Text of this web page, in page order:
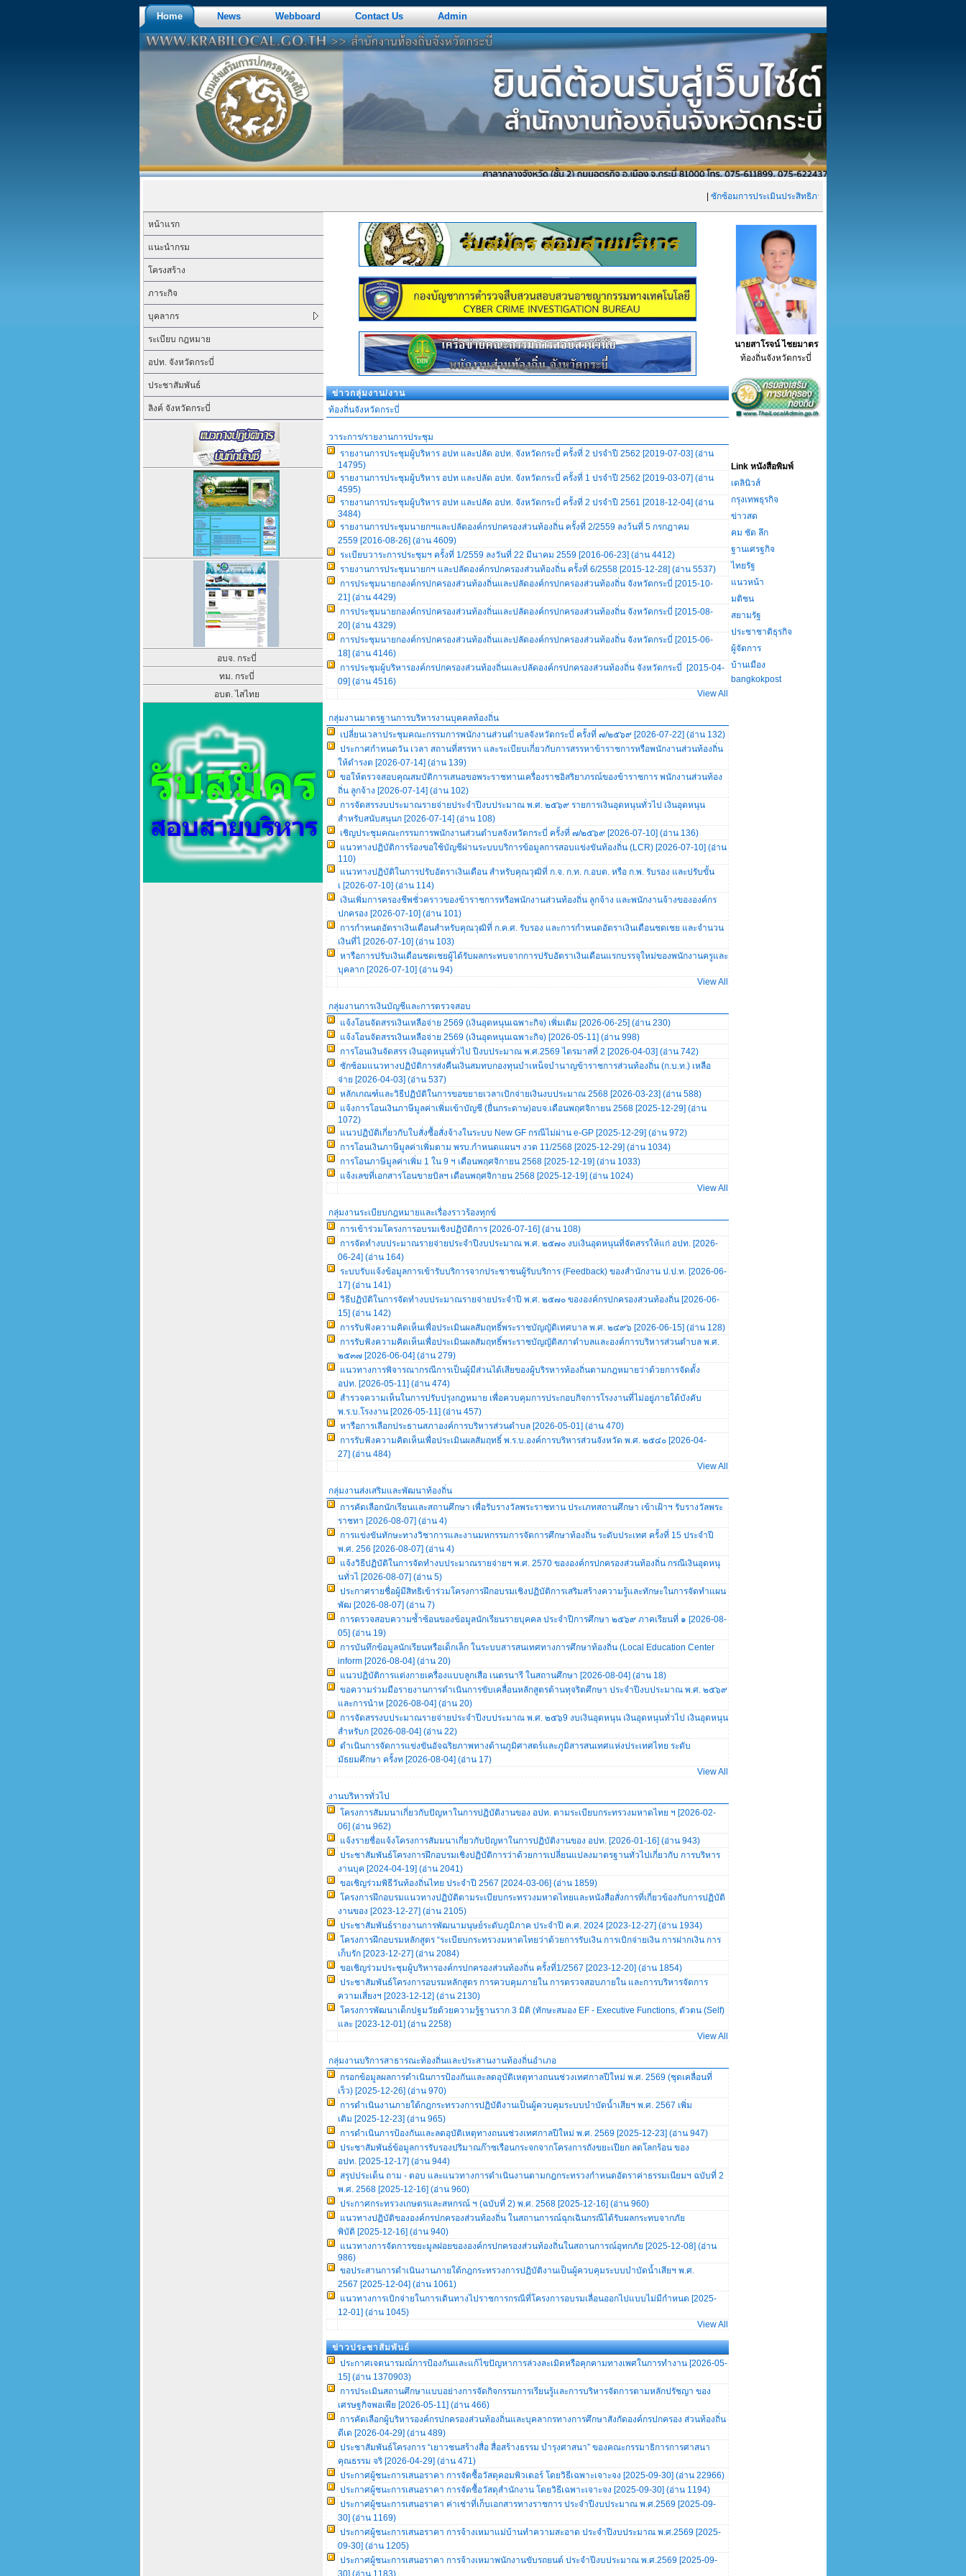
Home News Webboard Contact Us Admin
ซักซ้อมการประเมินประสิทธิภาพขององค์กรปกครองส่วนท้องถิ่น LPA ประจ
หน้าแรก
แนะนำกรม
โครงสร้าง
ภาระกิจ
บุคลากร
ระเบียบ กฎหมาย
อปท. จังหวัดกระบี่
ประชาสัมพันธ์
ลิงค์ จังหวัดกระบี่
อบจ. กระบี่
ทม. กระบี่
อบต. ไสไทย
ข่าวกลุ่มงาน/งาน
ท้องถิ่นจังหวัดกระบี่
วาระการ/รายงานการประชุม
รายงานการประชุมผู้บริหาร อปท และปลัด อปท. จังหวัดกระบี่ ครั้งที่ 2 ปรจำปี 2562 [2019-07-03] (อ่าน
14795)
รายงานการประชุมผู้บริหาร อปท และปลัด อปท. จังหวัดกระบี่ ครั้งที่ 1 ปรจำปี 2562 [2019-03-07] (อ่าน
4595)
รายงานการประชุมผู้บริหาร อปท และปลัด อปท. จังหวัดกระบี่ ครั้งที่ 2 ปรจำปี 2561 [2018-12-04] (อ่าน
3484)
รายงานการประชุมนายกฯและปลัดองค์กรปกครองส่วนท้องถิ่น ครั้งที่ 2/2559 ลงว้นที่ 5 กรกฎาคม
2559 [2016-08-26] (อ่าน 4609)
ระเบียบวาระการประชุมฯ ครั้งที่ 1/2559 ลงวันที่ 22 มีนาคม 2559 [2016-06-23] (อ่าน 4412)
รายงานการประชุมนายกฯ และปลัดองค์กรปกครองส่วนท้องถิ่น ครั้งที่ 6/2558 [2015-12-28] (อ่าน 5537)
การประชุมนายกองค์กรปกครองส่วนท้องถิ่นและปลัดองค์กรปกครองส่วนท้องถิ่น จังหวัดกระบี่ [2015-10-
21] (อ่าน 4429)
การประชุมนายกองค์กรปกครองส่วนท้องถิ่นและปลัดองค์กรปกครองส่วนท้องถิ่น จังหวัดกระบี่ [2015-08-
20] (อ่าน 4329)
การประชุมนายกองค์กรปกครองส่วนท้องถิ่นและปลัดองค์กรปกครองส่วนท้องถิ่น จังหวัดกระบี่ [2015-06-
18] (อ่าน 4146)
การประชุมผู้บริหารองค์กรปกครองส่วนท้องถิ่นและปลัดองค์กรปกครองส่วนท้องถิ่น จังหวัดกระบี่ [2015-04-
09] (อ่าน 4516)
View All
กลุ่มงานมาตรฐานการบริหารงานบุคคลท้องถิ่น
เปลี่ยนเวลาประชุมคณะกรรมการพนักงานส่วนตำบลจังหวัดกระบี่ ครั้งที่ ๗/๒๕๖๙ [2026-07-22] (อ่าน 132)
ประกาศกำหนดวัน เวลา สถานที่สรรหา และระเบียบเกี่ยวกับการสรรหาข้าราชการหรือพนักงานส่วนท้องถิ่น
ให้ดำรงต [2026-07-14] (อ่าน 139)
ขอให้ตรวจสอบคุณสมบัติการเสนอขอพระราชทานเครื่องราชอิสริยาภรณ์ของข้าราชการ พนักงานส่วนท้อง
ถิ่น ลูกจ้าง [2026-07-14] (อ่าน 102)
การจัดสรรงบประมาณรายจ่ายประจำปีงบประมาณ พ.ศ. ๒๕๖๙ รายการเงินอุดหนุนทั่วไป เงินอุดหนุน
สำหรับสนับสนุนก [2026-07-14] (อ่าน 108)
เชิญประชุมคณะกรรมการพนักงานส่วนตำบลจังหวัดกระบี่ ครั้งที่ ๗/๒๕๖๙ [2026-07-10] (อ่าน 136)
แนวทางปฏิบัติการร้องขอใช้บัญชีผ่านระบบบริการข้อมูลการสอบแข่งขันท้องถิ่น (LCR) [2026-07-10] (อ่าน
110)
แนวทางปฏิบัติในการปรับอัตราเงินเดือน สำหรับคุณวุฒิที่ ก.จ. ก.ท. ก.อบต. หรือ ก.พ. รับรอง และปรับขั้น
เ [2026-07-10] (อ่าน 114)
เงินเพิ่มการครองชีพชั่วคราวของข้าราชการหรือพนักงานส่วนท้องถิ่น ลูกจ้าง และพนักงานจ้างขององค์กร
ปกครอง [2026-07-10] (อ่าน 101)
การกำหนดอัตราเงินเดือนสำหรับคุณวุฒิที่ ก.ค.ศ. รับรอง และการกำหนดอัตราเงินเดือนชดเชย และจำนวน
เงินที่ไ [2026-07-10] (อ่าน 103)
หารือการปรับเงินเดือนชดเชยผู้ได้รับผลกระทบจากการปรับอัตราเงินเดือนแรกบรรจุใหม่ของพนักงานครูและ
บุคลาก [2026-07-10] (อ่าน 94)
View All
กลุ่มงานการเงินบัญชีและการตรวจสอบ
แจ้งโอนจัดสรรเงินเหลือจ่าย 2569 (เงินอุดหนุนเฉพาะกิจ) เพิ่มเติม [2026-06-25] (อ่าน 230)
แจ้งโอนจัดสรรเงินเหลือจ่าย 2569 (เงินอุดหนุนเฉพาะกิจ) [2026-05-11] (อ่าน 998)
การโอนเงินจัดสรร เงินอุดหนุนทั่วไป ปีงบประมาณ พ.ศ.2569 ไตรมาสที่ 2 [2026-04-03] (อ่าน 742)
ซักซ้อมแนวทางปฏิบัติการส่งคืนเงินสมทบกองทุนบำเหน็จบำนาญข้าราชการส่วนท้องถิ่น (ก.บ.ท.) เหลือ
จ่าย [2026-04-03] (อ่าน 537)
หลักเกณฑ์และวิธีปฏิบัติในการขอขยายเวลาเบิกจ่ายเงินงบประมาณ 2568 [2026-03-23] (อ่าน 588)
แจ้งการโอนเงินภาษีมูลค่าเพิ่มเข้าบัญชี (ยื่นกระดาษ)อบจ.เดือนพฤศจิกายน 2568 [2025-12-29] (อ่าน
1072)
แนวปฏิบัติเกี่ยวกับใบสั่งซื้อสั่งจ้างในระบบ New GF กรณีไม่ผ่าน e-GP [2025-12-29] (อ่าน 972)
การโอนเงินภาษีมูลค่าเพิ่มตาม พรบ.กำหนดแผนฯ งวด 11/2568 [2025-12-29] (อ่าน 1034)
การโอนภาษีมูลค่าเพิ่ม 1 ใน 9 ฯ เดือนพฤศจิกายน 2568 [2025-12-19] (อ่าน 1033)
แจ้งเลขที่เอกสารโอนขายบิลฯ เดือนพฤศจิกายน 2568 [2025-12-19] (อ่าน 1024)
View All
กลุ่มงานระเบียบกฎหมายและเรื่องราวร้องทุกข์
การเข้าร่วมโครงการอบรมเชิงปฏิบัติการ [2026-07-16] (อ่าน 108)
การจัดทำงบประมาณรายจ่ายประจำปีงบประมาณ พ.ศ. ๒๕๗๐ งบเงินอุดหนุนที่จัดสรรให้แก่ อปท. [2026-
06-24] (อ่าน 164)
ระบบรับแจ้งข้อมูลการเข้ารับบริการจากประชาชนผู้รับบริการ (Feedback) ของสำนักงาน ป.ป.ท. [2026-06-
17] (อ่าน 141)
วิธีปฏิบัติในการจัดทำงบประมาณรายจ่ายประจำปี พ.ศ. ๒๕๗๐ ขององค์กรปกครองส่วนท้องถิ่น [2026-06-
15] (อ่าน 142)
การรับฟังความคิดเห็นเพื่อประเมินผลสัมฤทธิ์พระราชบัญญัติเทศบาล พ.ศ. ๒๔๙๖ [2026-06-15] (อ่าน 128)
การรับฟังความคิดเห็นเพื่อประเมินผลสัมฤทธิ์พระราชบัญญัติสภาตำบลและองค์การบริหารส่วนตำบล พ.ศ.
๒๕๓๗ [2026-06-04] (อ่าน 279)
แนวทางการพิจารณากรณีการเป็นผู้มีส่วนได้เสียของผู้บริรหารท้องถิ่นตามกฎหมายว่าด้วยการจัดตั้ง
อปท. [2026-05-11] (อ่าน 474)
สำรวจความเห็นในการปรับปรุงกฎหมาย เพื่อควบคุมการประกอบกิจการโรงงานที่ไม่อยู่ภายใต้บังคับ
พ.ร.บ.โรงงาน [2026-05-11] (อ่าน 457)
หารือการเลือกประธานสภาองค์การบริหารส่วนตำบล [2026-05-01] (อ่าน 470)
การรับฟังความคิดเห็นเพื่อประเมินผลสัมฤทธิ์ พ.ร.บ.องค์การบริหารส่วนจังหวัด พ.ศ. ๒๕๔๐ [2026-04-
27] (อ่าน 484)
View All
กลุ่มงานส่งเสริมและพัฒนาท้องถิ่น
การคัดเลือกนักเรียนและสถานศึกษา เพื่อรับรางวัลพระราชทาน ประเภทสถานศึกษา เข้าเฝ้าฯ รับรางวัลพระ
ราชทา [2026-08-07] (อ่าน 4)
การแข่งขันทักษะทางวิชาการและงานมหกรรมการจัดการศึกษาท้องถิ่น ระดับประเทศ ครั้งที่ 15 ประจำปี
พ.ศ. 256 [2026-08-07] (อ่าน 4)
แจ้งวิธีปฏิบัติในการจัดทำงบประมาณรายจ่ายฯ พ.ศ. 2570 ขององค์กรปกครองส่วนท้องถิ่น กรณีเงินอุดหนุ
นทั่วไ [2026-08-07] (อ่าน 5)
ประกาศรายชื่อผู้มีสิทธิเข้าร่วมโครงการฝึกอบรมเชิงปฏิบัติการเสริมสร้างความรู้และทักษะในการจัดทำแผน
พัฒ [2026-08-07] (อ่าน 7)
การตรวจสอบความซ้ำซ้อนของข้อมูลนักเรียนรายบุคคล ประจำปีการศึกษา ๒๕๖๙ ภาคเรียนที่ ๑ [2026-08-
05] (อ่าน 19)
การบันทึกข้อมูลนักเรียนหรือเด็กเล็ก ในระบบสารสนเทศทางการศึกษาท้องถิ่น (Local Education Center
inform [2026-08-04] (อ่าน 20)
แนวปฏิบัติการแต่งกายเครื่องแบบลูกเสือ เนตรนารี ในสถานศึกษา [2026-08-04] (อ่าน 18)
ขอความร่วมมือรายงานการดำเนินการขับเคลื่อนหลักสูตรต้านทุจริตศึกษา ประจำปีงบประมาณ พ.ศ. ๒๕๖๙
และการนำห [2026-08-04] (อ่าน 20)
การจัดสรรงบประมาณรายจ่ายประจำปีงบประมาณ พ.ศ. ๒๕๖9 งบเงินอุดหนุน เงินอุดหนุนทั่วไป เงินอุดหนุน
สำหรับก [2026-08-04] (อ่าน 22)
ดำเนินการจัดการแข่งขันอัจฉริยภาพทางด้านภูมิศาสตร์และภูมิสารสนเทศแห่งประเทศไทย ระดับ
มัธยมศึกษา ครั้งท [2026-08-04] (อ่าน 17)
View All
งานบริหารทั่วไป
โครงการสัมมนาเกี่ยวกับปัญหาในการปฏิบัติงานของ อปท. ตามระเบียบกระทรวงมหาดไทย ฯ [2026-02-
06] (อ่าน 962)
แจ้งรายชื่อแจ้งโครงการสัมมนาเกี่ยวกับปัญหาในการปฏิบัติงานของ อปท. [2026-01-16] (อ่าน 943)
ประชาสัมพันธ์โครงการฝึกอบรมเชิงปฏิบัติการว่าด้วยการเปลี่ยนแปลงมาตรฐานทั่วไปเกี่ยวกับ การบริหาร
งานบุค [2024-04-19] (อ่าน 2041)
ขอเชิญร่วมพิธีวันท้องถิ่นไทย ประจำปี 2567 [2024-03-06] (อ่าน 1859)
โครงการฝึกอบรมแนวทางปฏิบัติตามระเบียบกระทรวงมหาดไทยและหนังสือสั่งการที่เกี่ยวข้องกับการปฏิบัติ
งานของ [2023-12-27] (อ่าน 2105)
ประชาสัมพันธ์รายงานการพัฒนามนุษย์ระดับภูมิภาค ประจำปี ค.ศ. 2024 [2023-12-27] (อ่าน 1934)
โครงการฝึกอบรมหลักสูตร “ระเบียบกระทรวงมหาดไทยว่าด้วยการรับเงิน การเบิกจ่ายเงิน การฝากเงิน การ
เก็บรัก [2023-12-27] (อ่าน 2084)
ขอเชิญร่วมประชุมผู้บริหารองค์กรปกครองส่วนท้องถิ่น ครั้งที่1/2567 [2023-12-20] (อ่าน 1854)
ประชาสัมพันธ์โครงการอบรมหลักสูตร การควบคุมภายใน การตรวจสอบภายใน และการบริหารจัดการ
ความเสี่ยงฯ [2023-12-12] (อ่าน 2130)
โครงการพัฒนาเด็กปฐมวัยด้วยความรู้ฐานราก 3 มิติ (ทักษะสมอง EF - Executive Functions, ตัวตน (Self)
และ [2023-12-01] (อ่าน 2258)
View All
กลุ่มงานบริการสาธารณะท้องถิ่นและประสานงานท้องถิ่นอำเภอ
กรอกข้อมูลผลการดำเนินการป้องกันและลดอุบัติเหตุทางถนนช่วงเทศกาลปีใหม่ พ.ศ. 2569 (ชุดเคลื่อนที่
เร็ว) [2025-12-26] (อ่าน 970)
การดำเนินงานภายใต้กฎกระทรวงการปฏิบัติงานเป็นผู้ควบคุมระบบบำบัดน้ำเสียฯ พ.ศ. 2567 เพิ่ม
เติม [2025-12-23] (อ่าน 965)
การดำเนินการป้องกันและลดอุบัติเหตุทางถนนช่วงเทศกาลปีใหม่ พ.ศ. 2569 [2025-12-23] (อ่าน 947)
ประชาสัมพันธ์ข้อมูลการรับรองปริมาณก๊าซเรือนกระจกจากโครงการถังขยะเปียก ลดโลกร้อน ของ
อปท. [2025-12-17] (อ่าน 944)
สรุปประเด็น ถาม - ตอบ และแนวทางการดำเนินงานตามกฎกระทรวงกำหนดอัตราค่าธรรมเนียมฯ ฉบับที่ 2
พ.ศ. 2568 [2025-12-16] (อ่าน 960)
ประกาศกระทรวงเกษตรและสหกรณ์ ฯ (ฉบับที่ 2) พ.ศ. 2568 [2025-12-16] (อ่าน 960)
แนวทางปฏิบัติขององค์กรปกครองส่วนท้องถิ่น ในสถานการณ์ฉุกเฉินกรณีได้รับผลกระทบจากภัย
พิบัติ [2025-12-16] (อ่าน 940)
แนวทางการจัดการขยะมูลฝอยขององค์กรปกครองส่วนท้องถิ่นในสถานการณ์อุทกภัย [2025-12-08] (อ่าน
986)
ขอประสานการดำเนินงานภายใต้กฎกระทรวงการปฏิบัติงานเป็นผู้ควบคุมระบบบำบัดน้ำเสียฯ พ.ศ.
2567 [2025-12-04] (อ่าน 1061)
แนวทางการเบิกจ่ายในการเดินทางไปราชการกรณีที่โครงการอบรมเลื่อนออกไปแบบไม่มีกำหนด [2025-
12-01] (อ่าน 1045)
View All
ข่าวประชาสัมพันธ์
ประกาศเจตนารมณ์การป้องกันและแก้ไขปัญหาการล่วงละเมิดหรือคุกคามทางเพศในการทำงาน [2026-05-
15] (อ่าน 1370903)
การประเมินสถานศึกษาแบบอย่างการจัดกิจกรรมการเรียนรู้และการบริหารจัดการตามหลักปรัชญา ของ
เศรษฐกิจพอเพีย [2026-05-11] (อ่าน 466)
การคัดเลือกผู้บริหารองค์กรปกครองส่วนท้องถิ่นและบุคลากรทางการศึกษาสังกัดองค์กรปกครอง ส่วนท้องถิ่น
ดีเด [2026-04-29] (อ่าน 489)
ประชาสัมพันธ์โครงการ “เยาวชนสร้างสื่อ สื่อสร้างธรรม บำรุงศาสนา” ของคณะกรรมาธิการการศาสนา
คุณธรรม จริ [2026-04-29] (อ่าน 471)
ประกาศผู้ชนะการเสนอราคา การจัดซื้อวัสดุคอมพิวเตอร์ โดยวิธีเฉพาะเจาะจง [2025-09-30] (อ่าน 22966)
ประกาศผู้ชนะการเสนอราคา การจัดซื้อวัสดุสำนักงาน โดยวิธีเฉพาะเจาะจง [2025-09-30] (อ่าน 1194)
ประกาศผู้ชนะการเสนอราคา ค่าเช่าที่เก็บเอกสารทางราชการ ประจำปีงบประมาณ พ.ศ.2569 [2025-09-
30] (อ่าน 1169)
ประกาศผู้ชนะการเสนอราคา การจ้างเหมาแม่บ้านทำความสะอาด ประจำปีงบประมาณ พ.ศ.2569 [2025-
09-30] (อ่าน 1205)
ประกาศผู้ชนะการเสนอราคา การจ้างเหมาพนักงานขับรถยนต์ ประจำปีงบประมาณ พ.ศ.2569 [2025-09-
30] (อ่าน 1183)
นายสาโรจน์ ไชยมาตร
ท้องถิ่นจังหวัดกระบี่
Link หนังสือพิมพ์
เดลินิวส์
กรุงเทพธุรกิจ
ข่าวสด
คม ชัด ลึก
ฐานเศรฐกิจ
ไทยรัฐ
แนวหน้า
มติชน
สยามรัฐ
ประชาชาติธุรกิจ
ผู้จัดการ
บ้านเมือง
bangkokpost